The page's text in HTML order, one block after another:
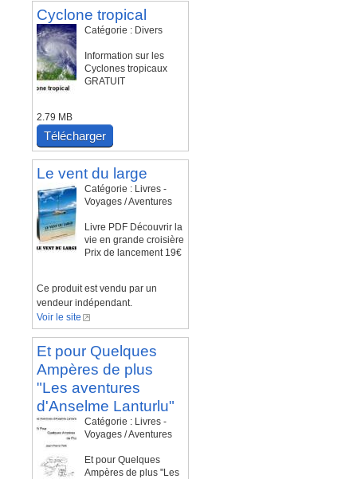
Cyclone tropical
Catégorie : Divers
Information sur les
Cyclones tropicaux
GRATUIT
2.79 MB
Télécharger
Le vent du large
Catégorie : Livres -
Voyages / Aventures
Livre PDF Découvrir la
vie en grande croisière
Prix de lancement 19€
Ce produit est vendu par un
vendeur indépendant.
Voir le site
Et pour Quelques
Ampères de plus
"Les aventures
d'Anselme Lanturlu"
Catégorie : Livres -
Voyages / Aventures
Et pour Quelques
Ampères de plus "Les